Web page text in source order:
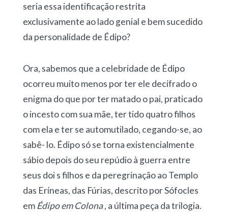
seria essa identificação restrita
exclusivamente ao lado genial e bem sucedido
da personalidade de Édipo?
Ora, sabemos que a celebridade de Édipo
ocorreu muito menos por ter ele decifrado o
enigma do que por ter matado o pai, praticado
o incesto com sua mãe, ter tido quatro filhos
com ela e ter se automutilado, cegando-se, ao
sabê- lo. Édipo só se torna existencialmente
sábio depois do seu repúdio à guerra entre
seus doi s filhos e da peregrinação ao Templo
das Eríneas, das Fúrias, descrito por Sófocles
em Édipo em Colona, a última peça da trilogia.